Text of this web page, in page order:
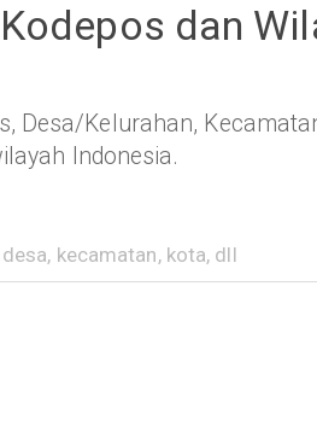
dan
Desa/Kelurahan,
Indonesia.